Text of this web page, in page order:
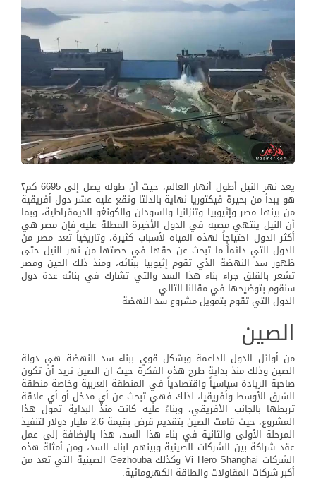
يعد نهر النيل أطول أنهار العالم، حيث أن طوله يصل إلى 6695 كم٢
هو يبدأ من بحيرة فيكتوريا نهاية بالدلتا وتقع عليه عشر دول أفريقية
من بينها مصر وإثيوبيا وتنزانيا والسودان والكونغو الديمقراطية، وبما
أن النيل ينتهي مصبه في الدول الأخيرة المطلة عليه فإن مصر هي
أكثر الدول احتياجاً لهذه المياه لأسباب كثيرة، وتاريخياً تعد مصر من
الدول التي دائماً ما تبحث عن حقها في حصتها من نهر النيل حتى
ظهور سد النهضة الذي تقوم إثيوبيا ببنائه، ومنذ ذلك الحين ومصر
تشعر بالقلق جراء بناء هذا السد والتي تشارك في بنائه عدة دول
سنقوم بتوضيحها في مقالنا التالي.
الدول التي تقوم بتمويل مشروع سد النهضة
الصين
من أوائل الدول الداعمة وبشكل قوي ببناء سد النهضة هي دولة
الصين وذلك منذ بداية طرح هذه الفكرة حيث ان الصين تريد أن تكون
صاحبة الريادة سياسياً واقتصادياً في المنطقة العربية وخاصة منطقة
الشرق الأوسط وأفريقيا، لذلك فهي تبحث عن أي مدخل أو أي علاقة
تربطها بالجانب الأفريقي، وبناءً عليه كانت منذ البداية تمول هذا
المشروع، حيث قامت الصين بتقديم قرض بقيمة 2.6 مليار دولار لتنفيذ
المرحلة الأولى والثانية في بناء هذا السد، هذا بالإضافة إلى عمل
عقد شراكة بين الشركات الصينية وبينهم لبناء السد، ومن أمثلة هذه
الشركات Vi Hero Shanghai وكذلك Gezhouba الصينية التي تعد من
أكبر شركات المقاولات والطاقة الكهرومائية.